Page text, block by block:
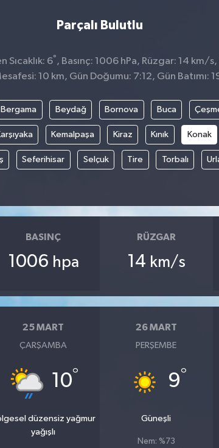
Parçalı Bulutlu
Sıcaklık: 6° , Basınç: 1006 hPa, Rüzgar: 14 km/
10 km, Gün Doğumu: 7:12, Gün Batımı:
Bergama Beydağ Bornova Buca
Kemalpaşa Kiraz Kınık Konak
Seferihisar Selçuk Tire Torbalı
BASINÇ
1006 hpa
RÜZGAR
14 km/s
25 MART
ÇARŞAMBA
10°
düzensiz yağmur
yağışlı
26 MART
PERŞEMBE
9°
Güneşli
Nem: %73